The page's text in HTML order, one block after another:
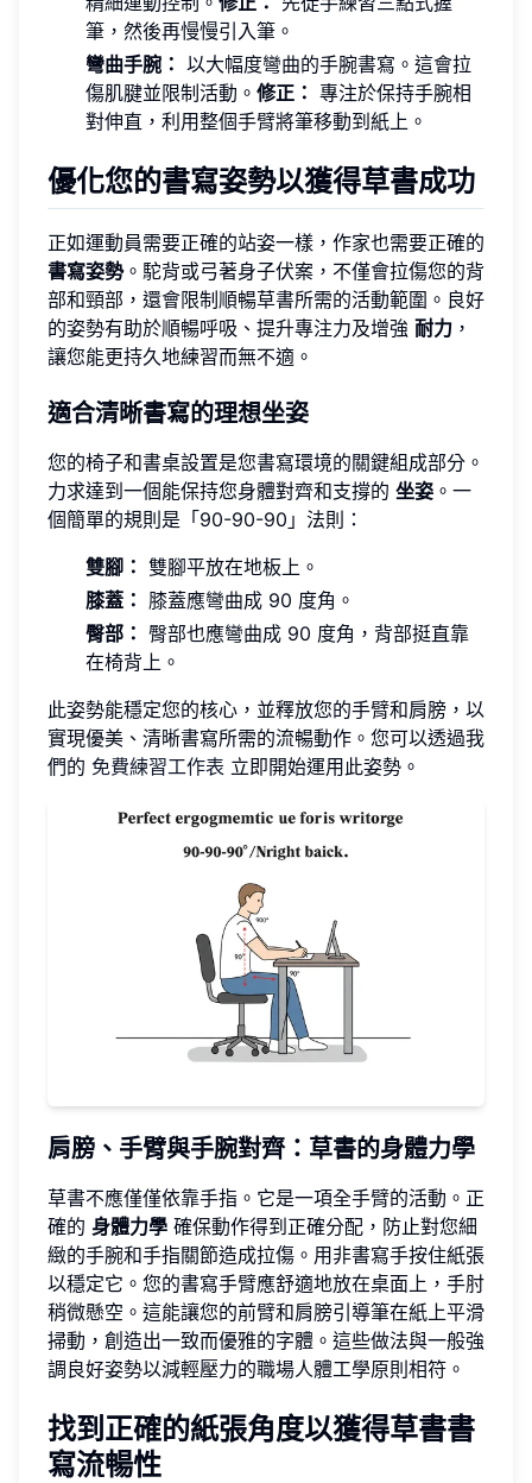
筆，然後再慢慢引入筆。
彎曲手腕： 以大幅度彎曲的手腕書寫。這會拉
傷肌腱並限制活動。 修正： 專注於保持手腕相
對伸直，利用整個手臂將筆移動到紙上。
優化您的書寫姿勢以獲得草書成功
正如運動員需要正確的站姿一樣，作家也需要正確的
書寫姿勢。駝背或弓著身子伏案，不僅會拉傷您的背
部和頸部，還會限制順暢草書所需的活動範圍。良好
的姿勢有助於順暢呼吸、提升專注力及增強 耐力 ，
讓您能更持久地練習而無不適。
適合清晰書寫的理想坐姿
您的椅子和書桌設置是您書寫環境的關鍵組成部分。
力求達到一個能保持您身體對齊和支撐的 坐姿 。一
個簡單的規則是「90-90-90」法則：
雙腳： 雙腳平放在地板上。
膝蓋： 膝蓋應彎曲成 90 度角。
臀部： 臀部也應彎曲成 90 度角，背部挺直靠
在椅背上。
此姿勢能穩定您的核心，並釋放您的手臂和肩膀，以
實現優美、清晰書寫所需的流暢動作。您可以透過我
們的 免費練習工作表 立即開始運用此姿勢。
肩膀、手臂與手腕對齊：草書的身體力學
草書不應僅僅依靠手指。它是一項全手臂的活動。正
確的 身體力學 確保動作得到正確分配，防止對您細
緻的手腕和手指關節造成拉傷。用非書寫手按住紙張
以穩定它。您的書寫手臂應舒適地放在桌面上，手肘
稍微懸空。這能讓您的前臂和肩膀引導筆在紙上平滑
掃動，創造出一致而優雅的字體。這些做法與一般強
調良好姿勢以減輕壓力的職場人體工學原則相符。
找到正確的紙張角度以獲得草書書
寫流暢性